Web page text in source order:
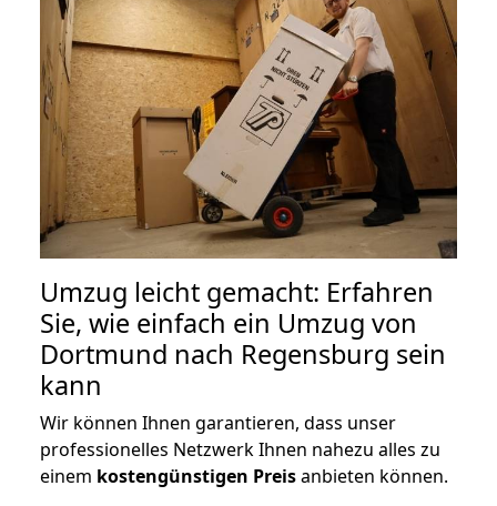
Umzug leicht gemacht: Erfahren
Sie, wie einfach ein Umzug von
Dortmund nach Regensburg sein
kann
Wir können Ihnen garantieren, dass unser
professionelles Netzwerk Ihnen nahezu alles zu
einem kostengünstigen Preisanbieten können.